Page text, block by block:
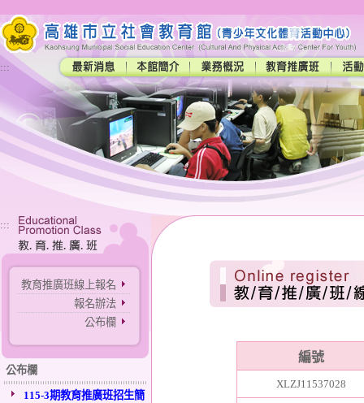
:::
:::
教育推廣班線上報名
報名辦法
公布欄
公布欄
115-3期教育推廣班招生簡
編號
XLZJ11537028